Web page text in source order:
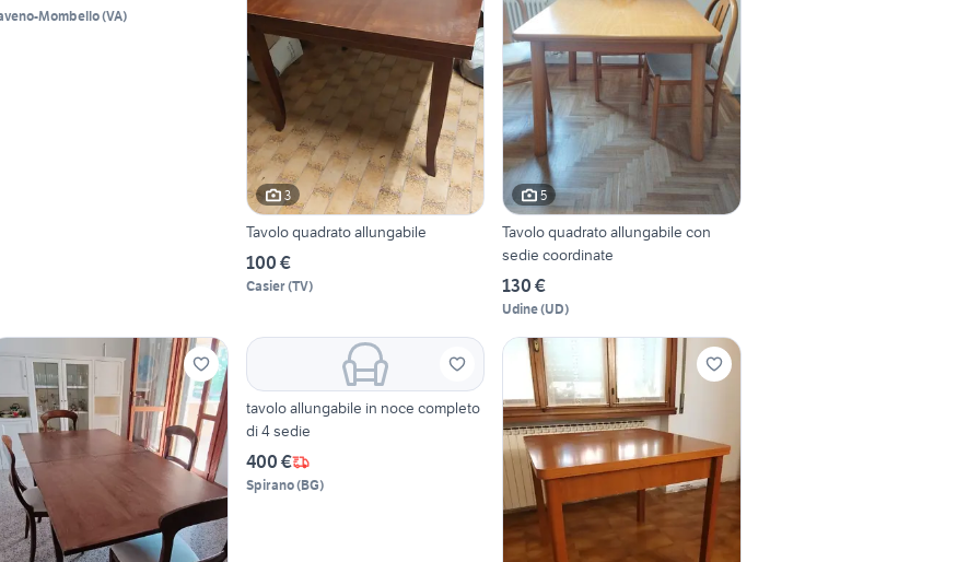
Mombello(VA)
3
Tavolo quadrato allungabile
100 €
Casier(TV)
5
Tavolo quadrato allungabile con
sedie coordinate
130 €
Udine(UD)
tavolo allungabile in noce completo
di 4 sedie
400 €
Spirano(BG)